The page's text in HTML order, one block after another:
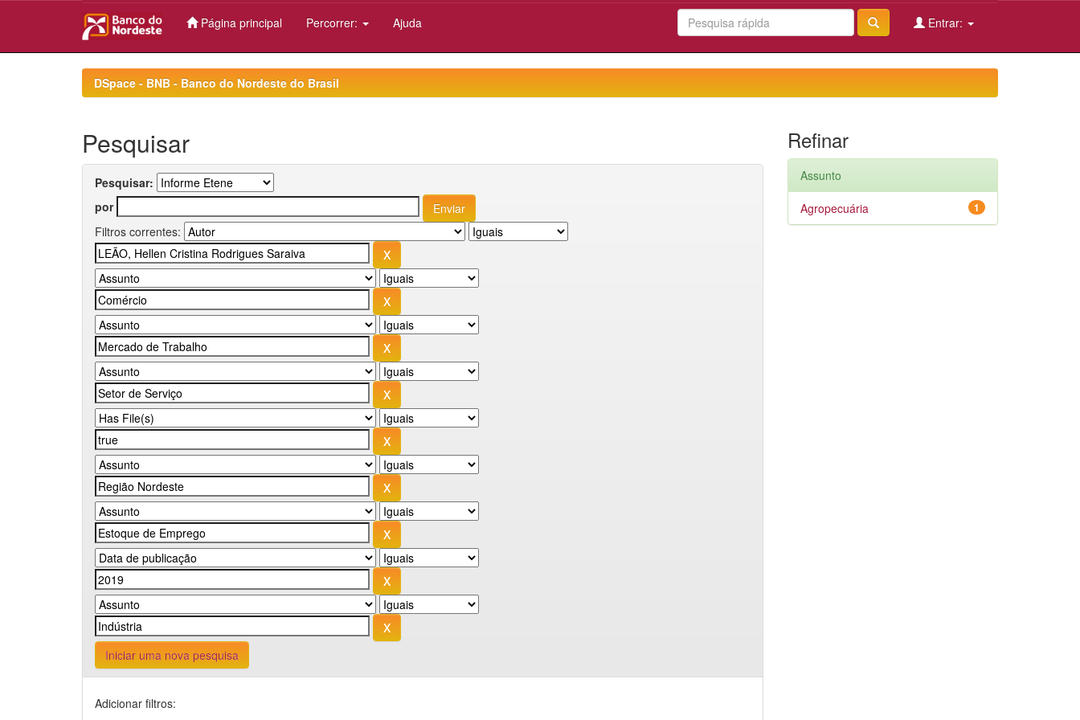
Página principal Percorrer: Ajuda Entrar:
DSpace - BNB - Banco do Nordeste do Brasil
Pesquisar
Pesquisar:
por
Filtros correntes:
Iniciar uma nova pesquisa
Adicionar filtros:
Refinar
Assunto
1
Agropecuária